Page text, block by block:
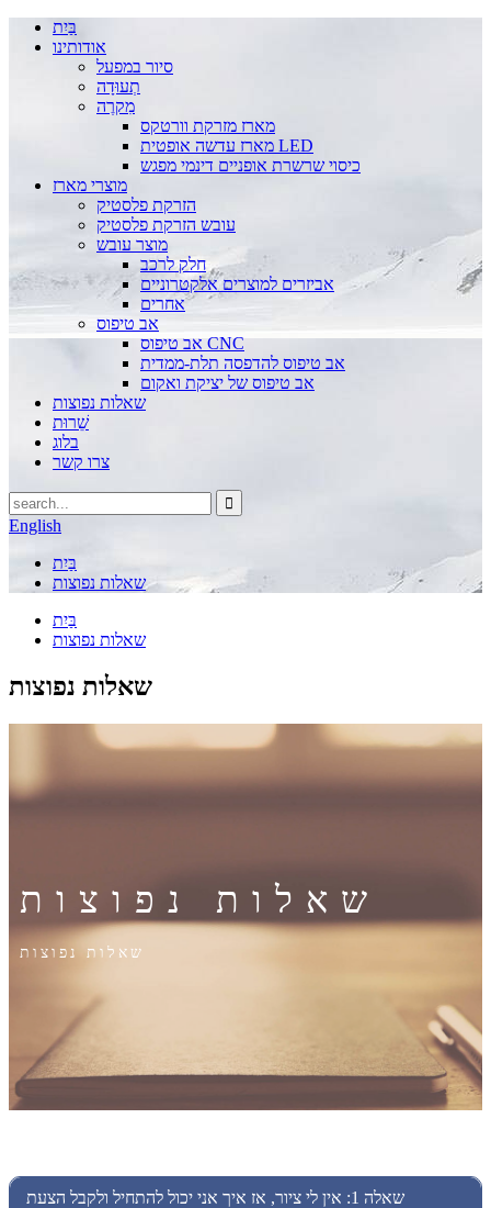
בַּיִת
אודותינו
סיור במפעל
תְעוּדָה
מִקרֶה
מארז מזרקת וורטקס
מארז עדשה אופטית LED
כיסוי שרשרת אופניים דינמי מפגש
מוצרי מארז
הזרקת פלסטיק
עובש הזרקת פלסטיק
מוצר עובש
חלק לרכב
אביזרים למוצרים אלקטרוניים
אחרים
אב טיפוס
אב טיפוס CNC
אב טיפוס להדפסה תלת-ממדית
אב טיפוס של יציקת ואקום
שאלות נפוצות
שֵׁרוּת
בלוג
צרו קשר
English
בַּיִת
שאלות נפוצות
בַּיִת
שאלות נפוצות
שאלות נפוצות
שאלות נפוצות
שאלות נפוצות
שאלה 1: אין לי ציור, אז איך אני יכול להתחיל ולקבל הצעת